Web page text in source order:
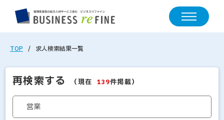
TOP 求人検索結果一覧
再検索する （現在 139件掲載）